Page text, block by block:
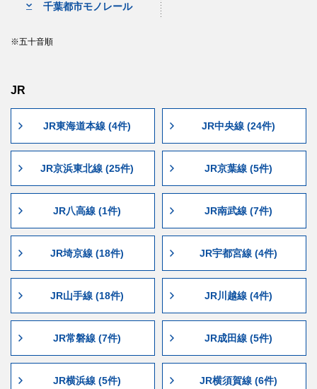
千葉都市モノレール
五十音順
JR
JR東海道本線 (4件) JR中央線 (24件)
JR京浜東北線 (25件) JR京葉線 (5件)
JR八高線 (1件) JR南武線 (7件)
JR埼京線 (18件) JR宇都宮線 (4件)
JR山手線 (18件) JR川越線 (4件)
JR常磐線 (7件) JR成田線 (5件)
JR横浜線 (5件) JR横須賀線 (6件)